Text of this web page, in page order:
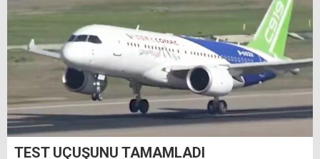
TEST UÇUŞUNU TAMAMLADI